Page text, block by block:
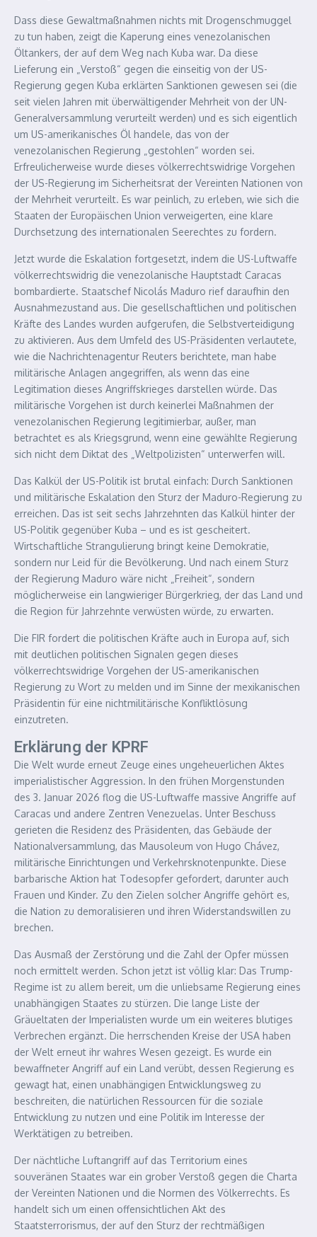
Dass diese Gewaltmaßnahmen nichts mit Drogenschmuggel
zu tun haben, zeigt die Kaperung eines venezolanischen
Öltankers, der auf dem Weg nach Kuba war. Da diese
Lieferung ein „Verstoß“ gegen die einseitig von der US-
Regierung gegen Kuba erklärten Sanktionen gewesen sei (die
seit vielen Jahren mit überwältigender Mehrheit von der UN-
Generalversammlung verurteilt werden) und es sich eigentlich
um US-amerikanisches Öl handele, das von der
venezolanischen Regierung „gestohlen“ worden sei.
Erfreulicherweise wurde dieses völkerrechtswidrige Vorgehen
der US-Regierung im Sicherheitsrat der Vereinten Nationen von
der Mehrheit verurteilt. Es war peinlich, zu erleben, wie sich die
Staaten der Europäischen Union verweigerten, eine klare
Durchsetzung des internationalen Seerechtes zu fordern.
Jetzt wurde die Eskalation fortgesetzt, indem die US-Luftwaffe
völkerrechtswidrig die venezolanische Hauptstadt Caracas
bombardierte. Staatschef Nicolás Maduro rief daraufhin den
Ausnahmezustand aus. Die gesellschaftlichen und politischen
Kräfte des Landes wurden aufgerufen, die Selbstverteidigung
‌zu aktivieren. Aus dem Umfeld des US-Präsidenten verlautete,
wie die Nachrichtenagentur Reuters berichtete, man habe
militärische Anlagen angegriffen, als wenn das eine
Legitimation dieses Angriffskrieges darstellen würde. Das
militärische Vorgehen ist durch keinerlei Maßnahmen der
venezolanischen Regierung legitimierbar, außer, man
betrachtet es als Kriegsgrund, wenn eine gewählte Regierung
sich nicht dem Diktat des „Weltpolizisten“ unterwerfen will.
Das Kalkül der US-Politik ist brutal einfach: Durch Sanktionen
und militärische Eskalation den Sturz der Maduro-Regierung zu
erreichen. Das ist seit sechs Jahrzehnten das Kalkül hinter der
US-Politik gegenüber Kuba – und es ist gescheitert.
Wirtschaftliche Strangulierung bringt keine Demokratie,
sondern nur Leid für die Bevölkerung. Und nach einem Sturz
der Regierung Maduro wäre nicht „Freiheit“, sondern
möglicherweise ein langwieriger Bürgerkrieg, der das Land und
die Region für Jahrzehnte verwüsten würde, zu erwarten.
Die FIR fordert die politischen Kräfte auch in Europa auf, sich
mit deutlichen politischen Signalen gegen dieses
völkerrechtswidrige Vorgehen der US-amerikanischen
Regierung zu Wort zu melden und im Sinne der mexikanischen
Präsidentin für eine nichtmilitärische Konfliktlösung
einzutreten.
Erklärung der KPRF
Die Welt wurde erneut Zeuge eines ungeheuerlichen Aktes
imperialistischer Aggression. In den frühen Morgenstunden
des 3. Januar 2026 flog die US-Luftwaffe massive Angriffe auf
Caracas und andere Zentren Venezuelas. Unter Beschuss
gerieten die Residenz des Präsidenten, das Gebäude der
Nationalversammlung, das Mausoleum von Hugo Chávez,
militärische Einrichtungen und Verkehrsknotenpunkte. Diese
barbarische Aktion hat Todesopfer gefordert, darunter auch
Frauen und Kinder. Zu den Zielen solcher Angriffe gehört es,
die Nation zu demoralisieren und ihren Widerstandswillen zu
brechen.
Das Ausmaß der Zerstörung und die Zahl der Opfer müssen
noch ermittelt werden. Schon jetzt ist völlig klar: Das Trump-
Regime ist zu allem bereit, um die unliebsame Regierung eines
unabhängigen Staates zu stürzen. Die lange Liste der
Gräueltaten der Imperialisten wurde um ein weiteres blutiges
Verbrechen ergänzt. Die herrschenden Kreise der USA haben
der Welt erneut ihr wahres Wesen gezeigt. Es wurde ein
bewaffneter Angriff auf ein Land verübt, dessen Regierung es
gewagt hat, einen unabhängigen Entwicklungsweg zu
beschreiten, die natürlichen Ressourcen für die soziale
Entwicklung zu nutzen und eine Politik im Interesse der
Werktätigen zu betreiben.
Der nächtliche Luftangriff auf das Territorium eines
souveränen Staates war ein grober Verstoß gegen die Charta
der Vereinten Nationen und die Normen des Völkerrechts. Es
handelt sich um einen offensichtlichen Akt des
Staatsterrorismus, der auf den Sturz der rechtmäßigen